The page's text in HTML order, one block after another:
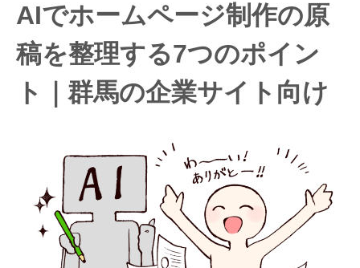
AIでホームページ制作の原
稿を整理する7つのポイン
ト｜群馬の企業サイト向け